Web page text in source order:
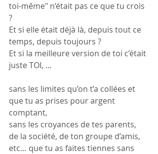
toi-même" n’était pas ce que tu crois
?
Et si elle était déjà là, depuis tout ce
temps, depuis toujours ?
Et si la meilleure version de toi c’était
juste TOI, …
sans les limites qu’on t’a collées et
que tu as prises pour argent
comptant,
sans les croyances de tes parents,
de la société, de ton groupe d’amis,
etc… que tu as faites tiennes sans